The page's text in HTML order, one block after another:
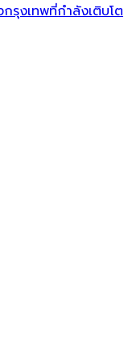
รุงเทพที่กำลังเติบโต